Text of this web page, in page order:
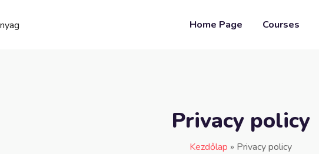
Home Page Courses
Privacy policy
Kezdőlap » Privacy policy